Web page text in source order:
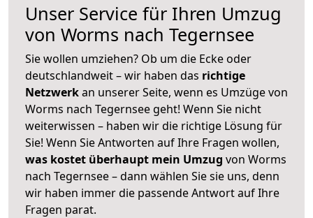
Unser Service für Ihren Umzug
von Worms nach Tegernsee
Sie wollen umziehen? Ob um die Ecke oder
deutschlandweit – wir haben das richtige
Netzwerkan unserer Seite, wenn es Umzüge von
Worms nach Tegernsee geht! Wenn Sie nicht
weiterwissen – haben wir die richtige Lösung für
Sie! Wenn Sie Antworten auf Ihre Fragen wollen,
was kostet überhaupt mein Umzug von Worms
nach Tegernsee – dann wählen Sie sie uns, denn
wir haben immer die passende Antwort auf Ihre
Fragen parat.